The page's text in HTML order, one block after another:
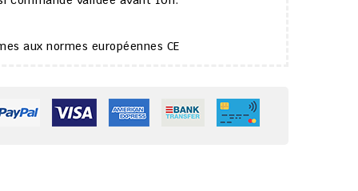
aux normes européennes CE